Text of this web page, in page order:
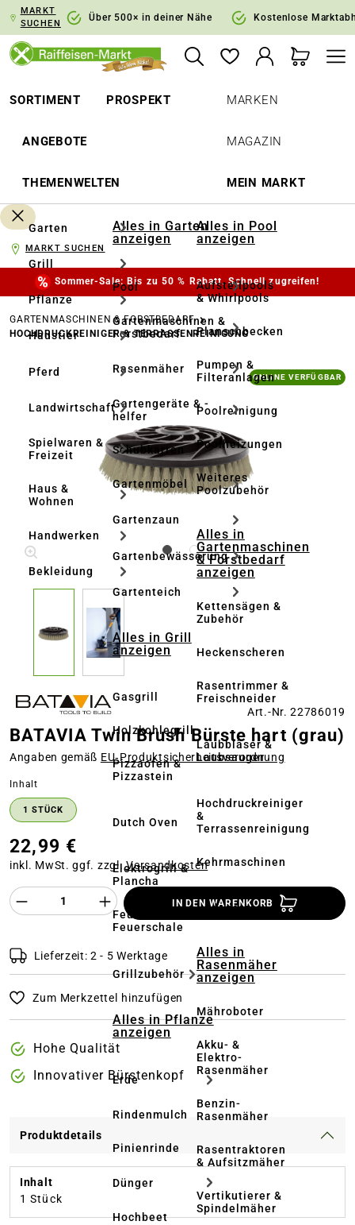
Zur Hauptnavigation springen
MARKT
SUCHEN
Über 500× in deiner Nähe Kostenlose
SORTIMENT PROSPEKT
ANGEBOTE
THEMENWELTEN
MARKEN
MAGAZIN
MEIN MARKT
Garten
Grill
Pflanze
Haustier
Pferd
Landwirtschaft
Spielwaren &
Freizeit
Haus &
Wohnen
Handwerken
Bekleidung
Alles in Garten
anzeigen
Pool
Gartenmaschinen &
Forstbedarf
Rasenmäher
Gartengeräte & -
helfer
Schubkarren
Gartenmöbel
Gartenzaun
Gartenbewässerung
Gartenteich
Alles in Grill
anzeigen
Gasgrill
Holzkohlegrill
Pizzaofen &
Pizzastein
Dutch Oven
Elektrogrill &
Plancha
Feuerstelle &
Feuerschale
Grillzubehör
Alles in Pflanze
anzeigen
Erde
Rindenmulch
Pinienrinde
Dünger
Hochbeet
Alles in Pool
anzeigen
Aufstellpools
& Whirlpools
Planschbecken
Pumpen &
Filteranlagen
Poolreinigung
Poolheizungen
Weiteres
Poolzubehör
Alles in
Gartenmaschinen
& Forstbedarf
anzeigen
Kettensägen &
Zubehör
Heckenscheren
Rasentrimmer &
Freischneider
Laubbläser &
Laubsauger
Hochdruckreiniger
&
Terrassenreinigung
Kehrmaschinen
Ladegeräte
Alles in
Rasenmäher
anzeigen
Mähroboter
Akku- &
Elektro-
Rasenmäher
Benzin-
Rasenmäher
Rasentraktoren
& Aufsitzmäher
Vertikutierer &
Spindelmäher
MARKT SUCHEN
Sommer-Sale: Bis zu 50 % Rabatt. Schnell zugreifen!
GARTENMASCHINEN & FORSTBEDARF
HOCHDRUCKREINIGER & TERRASSENREINIGUNG
Bildergalerie überspringen ONLINE VERFÜGBAR
Art.-Nr. 22786019
BATAVIA Twin Brush Bürste hart (grau)
Angaben gemäß EU‑Produktsicherheitsverordnung
Inhalt
1 STÜCK
22,99 €
inkl. MwSt. ggf. zzgl.Versandkosten
Produkt Anzahl des Produktes
IN DEN WARENKORB
Lieferzeit: 2 - 5 Werktage
Zum Merkzettel hinzufügen
Hohe Qualität
Innovativer Bürstenkopf
Produktdetails
Inhalt
1 Stück